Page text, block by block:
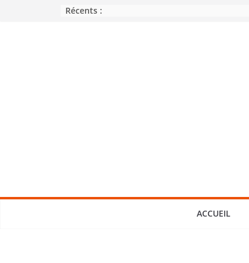
Récents :
ACCUEIL